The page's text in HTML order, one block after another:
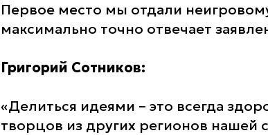
Первое место мы отдали
максимально точно отвечает
Григорий Сотников:
«Делиться идеями – это всегда
творцов из других регионов нашей